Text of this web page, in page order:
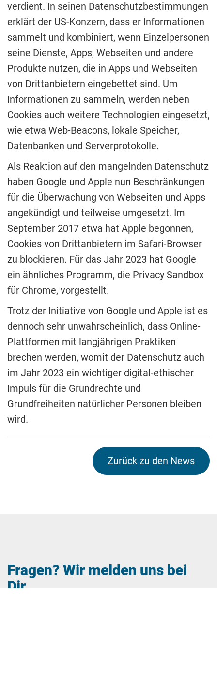
verdient. In seinen Datenschutzbestimmungen
erklärt der US-Konzern, dass er Informationen
sammelt und kombiniert, wenn Einzelpersonen
seine Dienste, Apps, Webseiten und andere
Produkte nutzen, die in Apps und Webseiten
von Drittanbietern eingebettet sind. Um
Informationen zu sammeln, werden neben
Cookies auch weitere Technologien eingesetzt,
wie etwa Web-Beacons, lokale Speicher,
Datenbanken und Serverprotokolle.
Als Reaktion auf den mangelnden Datenschutz
haben Google und Apple nun Beschränkungen
für die Überwachung von Webseiten und Apps
angekündigt und teilweise umgesetzt. Im
September 2017 etwa hat Apple begonnen,
Cookies von Drittanbietern im Safari-Browser
zu blockieren. Für das Jahr 2023 hat Google
ein ähnliches Programm, die Privacy Sandbox
für Chrome, vorgestellt.
Trotz der Initiative von Google und Apple ist es
dennoch sehr unwahrscheinlich, dass Online-
Plattformen mit langjährigen Praktiken
brechen werden, womit der Datenschutz auch
im Jahr 2023 ein wichtiger digital-ethischer
Impuls für die Grundrechte und
Grundfreiheiten natürlicher Personen bleiben
wird.
Zurück zu den News
Fragen? Wir melden uns bei
Dir.